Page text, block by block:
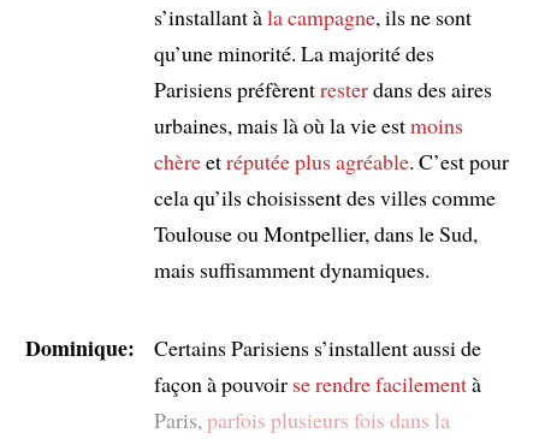
s’installant àla campagne, ils ne sont
qu’une minorité. La majorité des
Parisiens préfèrentresterdans des aires
urbaines, mais là où la vie estmoins
chèreetréputée plus agréable. C’est pour
cela qu’ils choisissent des villes comme
Toulouse ou Montpellier, dans le Sud,
mais suffisamment dynamiques.
Dominique:
Certains Parisiens s’installent aussi de
façon à pouvoir se rendre facilementà
Paris, parfois plusieurs fois dans la